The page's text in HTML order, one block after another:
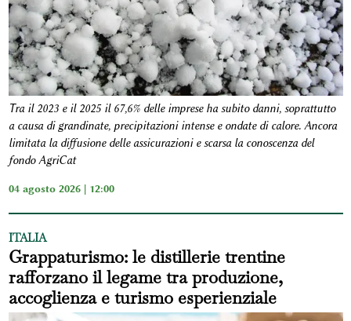
Tra il 2023 e il 2025 il 67,6% delle imprese ha subito danni, soprattutto
a causa di grandinate, precipitazioni intense e ondate di calore. Ancora
limitata la diffusione delle assicurazioni e scarsa la conoscenza del
fondo AgriCat
04 agosto 2026 | 12:00
ITALIA
Grappaturismo: le distillerie trentine
rafforzano il legame tra produzione,
accoglienza e turismo esperienziale